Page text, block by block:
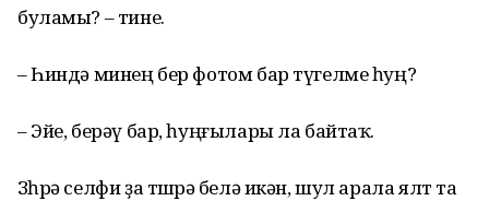
буламы? – тине.
– Һиндә минең бер фотом бар түгелме һуң?
– Эйе, берәү бар, һуңғылары ла байтаҡ.
Зөһрә селфи ҙа төшөрә белә икән, шул арала ялт та